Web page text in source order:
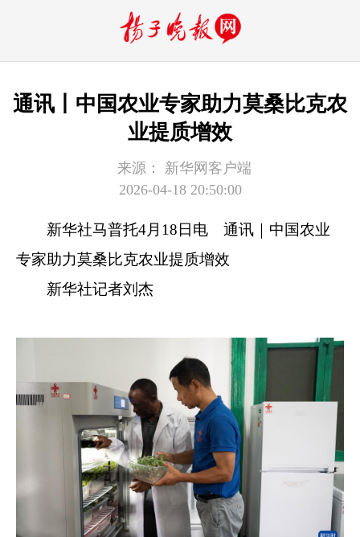
通讯丨中国农业专家助力莫桑比克农
业提质增效
来源：
新华网客户端
2026-04-18 20:50:00
新华社马普托4月18日电 通讯｜中国农业
专家助力莫桑比克农业提质增效
新华社记者刘杰